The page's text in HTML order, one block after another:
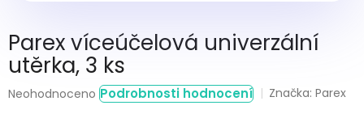
Parex víceúčelová univerzální
utěrka, 3 ks
Průměrné
Neohodnoceno Podrobnosti hodnocení Značka:Parex